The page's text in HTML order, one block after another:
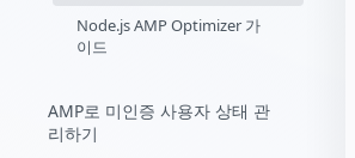
Node.js AMP Optimizer 가
이드
AMP로 미인증 사용자 상태 관
리하기